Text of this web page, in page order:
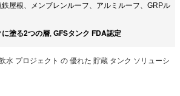
鉄屋根、メンブレンルーフ、アルミルーフ、GRPル
塗る2つの層, GFSタンク FDA認定
水 プロジェクト の 優れた 貯蔵 タンク ソリューシ